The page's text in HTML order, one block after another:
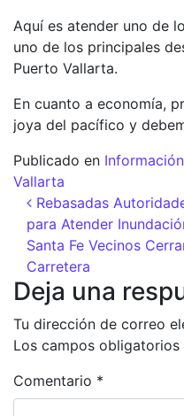
Aquí es atender uno de
uno de los principales
Puerto Vallarta.
En cuanto a economía,
joya del pacífico y
Publicado en
Vallarta
Rebasadas
para Atender
Santa Fe Vecinos
Carretera
Deja una
Tu dirección de correo
Los campos
Comentario *